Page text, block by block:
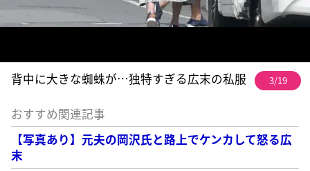
背中に大きな蜘蛛が…独特すぎる広末の私服 3/19
おすすめ関連記事
【写真あり】元夫の岡沢氏と路上でケンカして怒る広
末